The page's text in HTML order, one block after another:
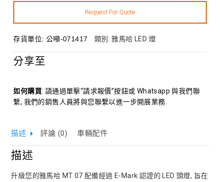
存貨單位: 公噸-071417 類別:雅馬哈 LED 燈
分享至
如何購買: 請通過單擊“請求報價”按鈕或 Whatsapp 與我們聯
繫, 我們的銷售人員將與您聯繫以進一步開展業務.
描述 評論 (0) 車輛配件
描述
升級您的雅馬哈 MT 07 配備經過 E-Mark 認證的 LED 頭燈, 旨在